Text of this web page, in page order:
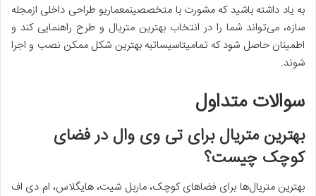
به یاد داشته باشید که مشورت با متخصصینمعماریو طراحی داخلی ازمجله
سازه، می‌تواند شما را در انتخاب بهترین متریال و طرح راهنمایی کند و
اطمینان حاصل شود که تمامیتاسیساتبه بهترین شکل ممکن نصب و اجرا
شوند.
سوالات متداول
بهترین متریال برای تی وی وال در فضای
کوچک چیست؟
بهترین متریال‌ها برای فضاهای کوچک، ماربل شیت، هایگلاس، ام دی اف